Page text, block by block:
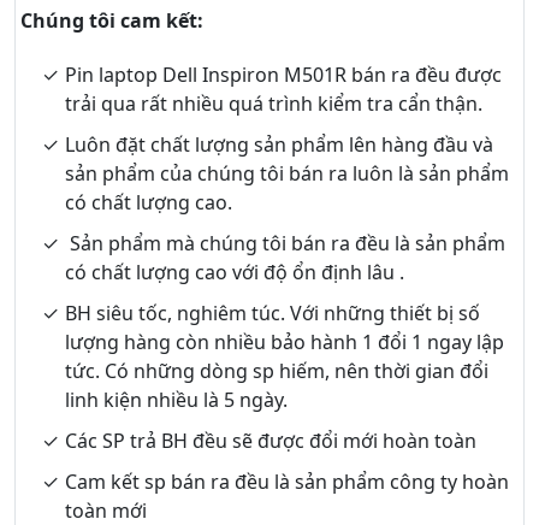
Chúng tôi cam kết:
Pin laptop Dell Inspiron M501R bán ra đều được
trải qua rất nhiều quá trình kiểm tra cẩn thận.
Luôn đặt chất lượng sản phẩm lên hàng đầu và
sản phẩm của chúng tôi bán ra luôn là sản phẩm
có chất lượng cao.
Sản phẩm mà chúng tôi bán ra đều là sản phẩm
có chất lượng cao với độ ổn định lâu .
BH siêu tốc, nghiêm túc. Với những thiết bị số
lượng hàng còn nhiều bảo hành 1 đổi 1 ngay lập
tức. Có những dòng sp hiếm, nên thời gian đổi
linh kiện nhiều là 5 ngày.
Các SP trả BH đều sẽ được đổi mới hoàn toàn
Cam kết sp bán ra đều là sản phẩm công ty hoàn
toàn mới